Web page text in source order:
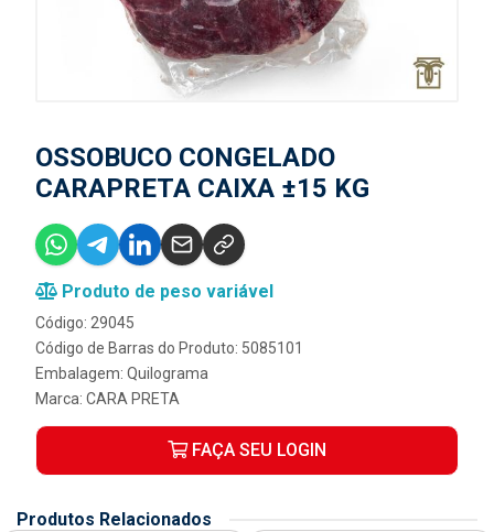
OSSOBUCO CONGELADO
CARAPRETA CAIXA ±15 KG
Produto de peso variável
Código: 29045
Código de Barras do Produto: 5085101
Embalagem: Quilograma
Marca: CARA PRETA
FAÇA SEU LOGIN
Produtos Relacionados